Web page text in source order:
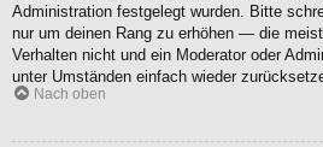
Administration festgelegt wurden. Bitte
nur um deinen Rang zu erhöhen — die
Verhalten nicht und ein Moderator oder
unter Umständen einfach wieder
Nach oben